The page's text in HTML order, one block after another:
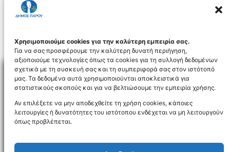
Χρησιμοποιούμε cookies για την καλύτερη εμπειρία σας.
Για να σας προσφέρουμε την καλύτερη δυνατή περιήγηση,
αξιοποιούμε τεχνολογίες όπως τα cookies για τη συλλογή δεδομένων
σχετικά με τη συσκευή σας και τη συμπεριφορά σας στον ιστότοπό
μας. Τα δεδομένα αυτά χρησιμοποιούνται αποκλειστικά για
στατιστικούς σκοπούς και για να βελτιώσουμε την εμπειρία χρήσης.
Αν επιλέξετε να μην αποδεχθείτε τη χρήση cookies, κάποιες
λειτουργίες ή δυνατότητες του ιστότοπου ενδέχεται να μη λειτουργούν
όπως προβλέπεται.
116.2005_id298
NEWSLETTER